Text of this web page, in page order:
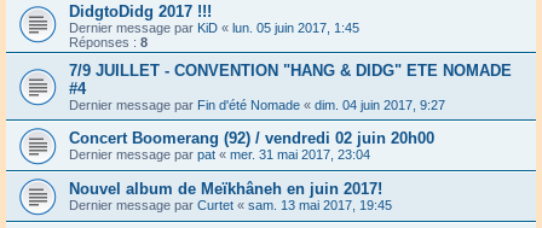
DidgtoDidg 2017 !!!
Dernier message par KiD « lun. 05 juin 2017, 1:45
Réponses : 8
7/9 JUILLET - CONVENTION "HANG & DIDG" ETE NOMADE
#4
Dernier message par Fin d'été Nomade « dim. 04 juin 2017, 9:27
Concert Boomerang (92) / vendredi 02 juin 20h00
Dernier message par pat « mer. 31 mai 2017, 23:04
Nouvel album de Meïkhâneh en juin 2017!
Dernier message par Curtet « sam. 13 mai 2017, 19:45